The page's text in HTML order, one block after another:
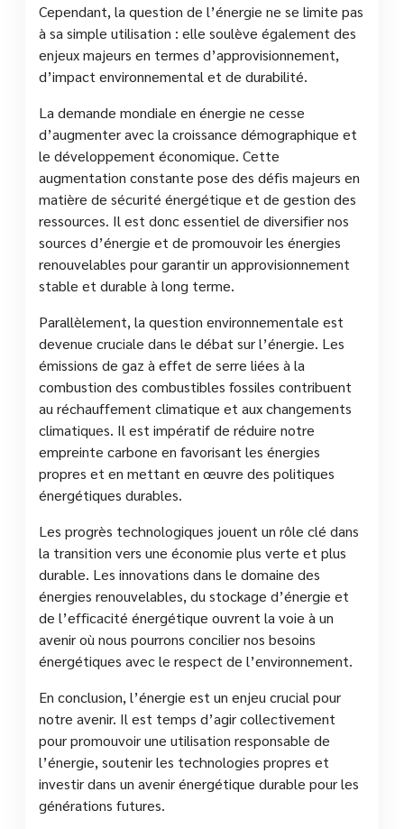
Cependant, la question de l’énergie ne se limite pas
à sa simple utilisation : elle soulève également des
enjeux majeurs en termes d’approvisionnement,
d’impact environnemental et de durabilité.
La demande mondiale en énergie ne cesse
d’augmenter avec la croissance démographique et
le développement économique. Cette
augmentation constante pose des défis majeurs en
matière de sécurité énergétique et de gestion des
ressources. Il est donc essentiel de diversifier nos
sources d’énergie et de promouvoir les énergies
renouvelables pour garantir un approvisionnement
stable et durable à long terme.
Parallèlement, la question environnementale est
devenue cruciale dans le débat sur l’énergie. Les
émissions de gaz à effet de serre liées à la
combustion des combustibles fossiles contribuent
au réchauffement climatique et aux changements
climatiques. Il est impératif de réduire notre
empreinte carbone en favorisant les énergies
propres et en mettant en œuvre des politiques
énergétiques durables.
Les progrès technologiques jouent un rôle clé dans
la transition vers une économie plus verte et plus
durable. Les innovations dans le domaine des
énergies renouvelables, du stockage d’énergie et
de l’efficacité énergétique ouvrent la voie à un
avenir où nous pourrons concilier nos besoins
énergétiques avec le respect de l’environnement.
En conclusion, l’énergie est un enjeu crucial pour
notre avenir. Il est temps d’agir collectivement
pour promouvoir une utilisation responsable de
l’énergie, soutenir les technologies propres et
investir dans un avenir énergétique durable pour les
générations futures.